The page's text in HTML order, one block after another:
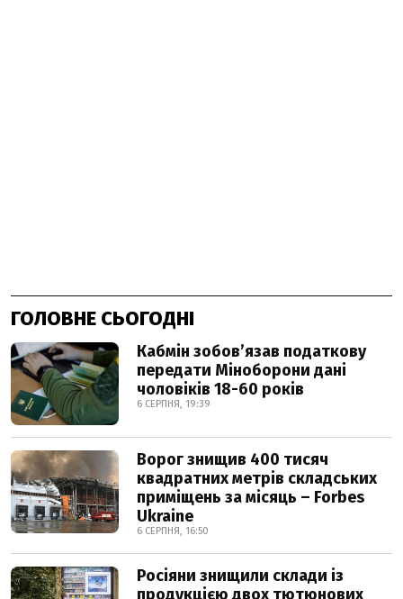
ГОЛОВНЕ СЬОГОДНІ
Кабмін зобовʼязав податкову
передати Міноборони дані
чоловіків 18-60 років
6 СЕРПНЯ, 19:39
Ворог знищив 400 тисяч
квадратних метрів складських
приміщень за місяць – Forbes
Ukraine
6 СЕРПНЯ, 16:50
Росіяни знищили склади із
продукцією двох тютюнових